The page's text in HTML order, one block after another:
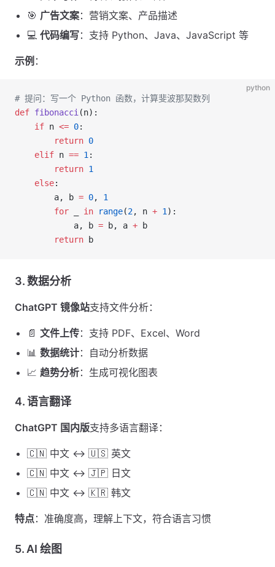
🎯 广告文案：营销文案、产品描述
💻 代码编写：支持 Python、Java、JavaScript 等
示例 ：
python
# 提问：写一个 Python 函数，计算斐波那契数列
def fibonacci (n):
    if
n <= 0:
        return
0
    elif
n == 1 :
        return
1
    else
:
        a, b
= 0, 1
        for
in range(2, n + 1 ):
            a, b
= b, a + b
        return
b
3. 数据分析
ChatGPT 镜像站支持文件分析：
📄 文件上传：支持 PDF、Excel、Word
📊 数据统计：自动分析数据
📈 趋势分析：生成可视化图表
4. 语言翻译
ChatGPT 国内版支持多语言翻译：
🇨🇳 中文 ↔️ 🇺🇸 英文
🇨🇳 中文 ↔️ 🇯🇵 日文
🇨🇳 中文 ↔️ 🇰🇷 韩文
特点：准确度高，理解上下文，符合语言习惯
5. AI 绘图